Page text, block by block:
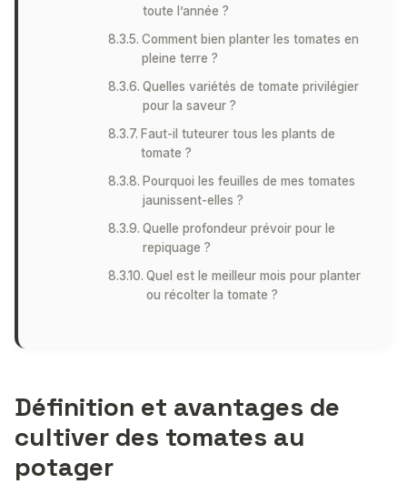
toute l’année ?
Comment bien planter les tomates en
pleine terre ?
Quelles variétés de tomate privilégier
pour la saveur ?
Faut-il tuteurer tous les plants de
tomate ?
Pourquoi les feuilles de mes tomates
jaunissent-elles ?
Quelle profondeur prévoir pour le
repiquage ?
Quel est le meilleur mois pour planter
ou récolter la tomate ?
Définition et avantages de
cultiver des tomates au
potager